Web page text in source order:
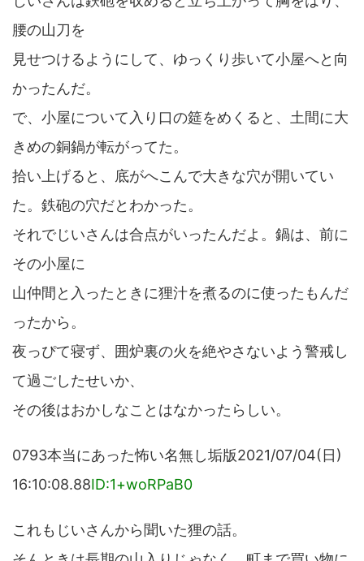
腰の山刀を
見せつけるようにして、ゆっくり歩いて小屋へと向
かったんだ。
で、小屋について入り口の筵をめくると、土間に大
きめの銅鍋が転がってた。
拾い上げると、底がへこんで大きな穴が開いてい
た。鉄砲の穴だとわかった。
それでじいさんは合点がいったんだよ。鍋は、前に
その小屋に
山仲間と入ったときに狸汁を煮るのに使ったもんだ
ったから。
夜っぴて寝ず、囲炉裏の火を絶やさないよう警戒し
て過ごしたせいか、
その後はおかしなことはなかったらしい。
0793本当にあった怖い名無し垢版2021/07/04(日)
16:10:08.88ID:1+woRPaB0
これもじいさんから聞いた狸の話。